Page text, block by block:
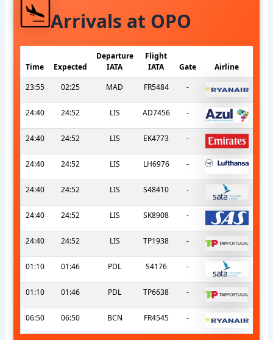
Arrivals at OPO
Time Expected
Departure
IATA
Flight
IATA
Gate
Airline
23:55
02:25 MAD FR5484 -
24:40 24:52 LIS AD7456 -
24:40 24:52 LIS EK4773 -
24:40 24:52 LIS LH6976 -
24:40 24:52 LIS S48410 -
24:40 24:52 LIS SK8908 -
24:40 24:52 LIS TP1938 -
01:10 01:46 PDL S4176 -
01:10 01:46 PDL TP6638 -
06:50 06:50 BCN FR4545 -